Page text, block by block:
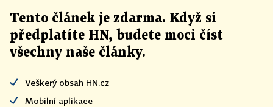
Tento článek je zdarma. Když si
předplatíte HN, budete moci číst
všechny naše články.
Veškerý obsah HN.cz
Mobilní aplikace